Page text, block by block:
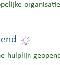
hulplijn-geopend